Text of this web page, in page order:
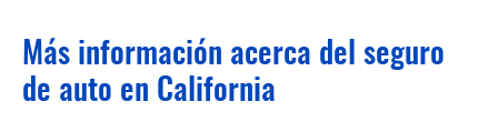
Más información acerca del seguro
de auto en California